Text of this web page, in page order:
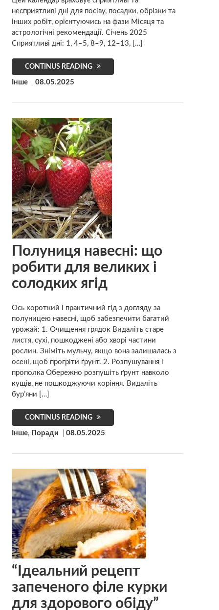
несприятливі дні для посіву, посадки, обрізки та
інших робіт, орієнтуючись на фази Місяця та
астрологічні рекомендації. Січень 2025
Сприятливі дні: 1, 4–5, 8–9, 12–13, […]
CONTINUS READING
Інше 08.05.2025
Полуниця навесні: що
робити для великих і
солодких ягід
Ось короткий і практичний гід з догляду за
полуницею навесні, щоб забезпечити багатий
урожай: 1. Очищення грядок Видаліть старе
листя, сухі, пошкоджені або хворі частини
рослин. Зніміть мульчу, якщо вона залишалась з
осені, щоб прогріти ґрунт. 2. Розпушування і
прополка Обережно розпушіть ґрунт навколо
кущів, не пошкоджуючи коріння. Видаліть
бур’яни […]
CONTINUS READING
Інше, Поради 08.05.2025
“Ідеальний рецепт
запеченого філе курки
для здорового обіду”